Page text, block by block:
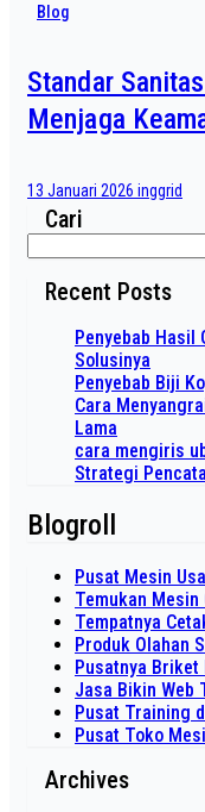
Blog
Standar
Menjaga
13 Januari 2026 inggrid
Cari
Recent Posts
Penyebab Hasil
Solusinya
Penyebab Biji
Cara
Lama
cara mengiris
Strategi
Blogroll
Pusat Mesin
Temukan
Tempatnya
Produk Olahan
Pusatnya Briket
Jasa Bikin Web
Pusat Training
Pusat Toko
Archives